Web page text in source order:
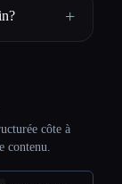
+
côte à
contenu.